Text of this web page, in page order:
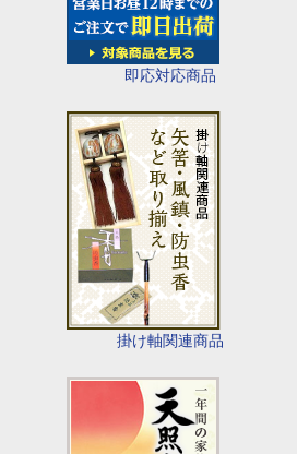
即応対応商品
掛け軸関連商品